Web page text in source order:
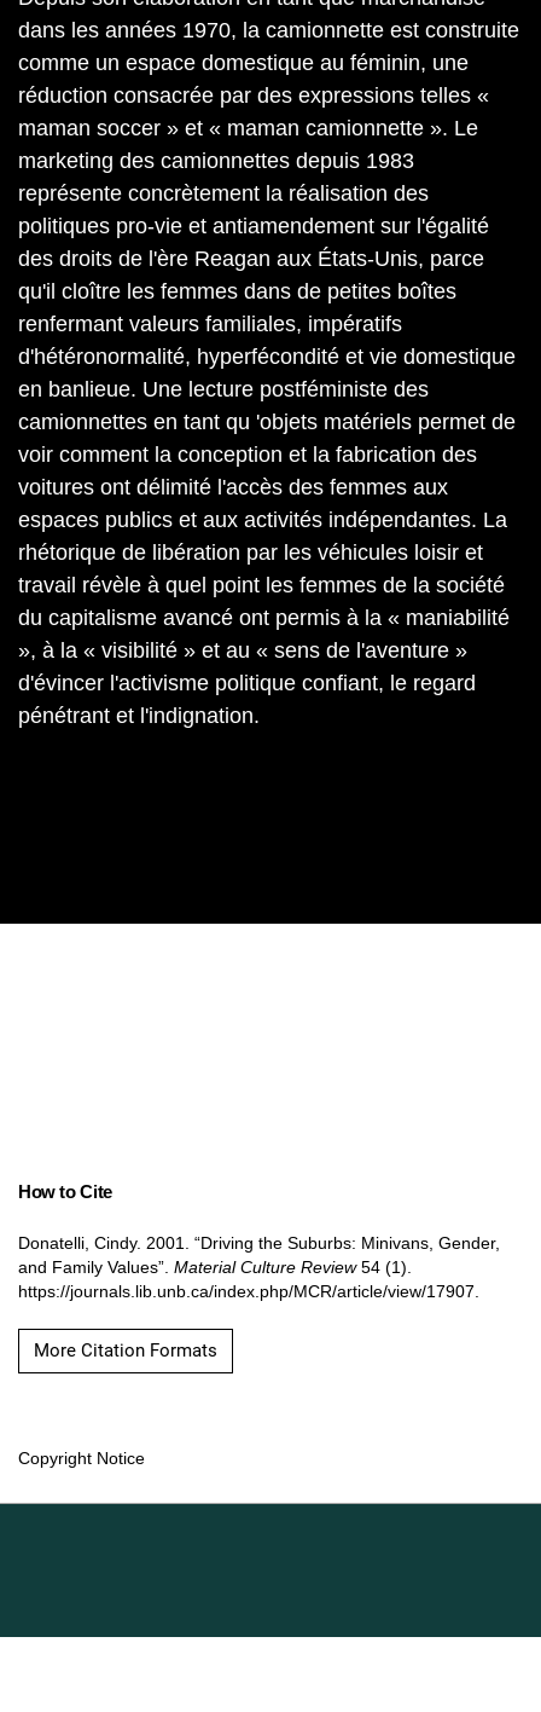
dans les années 1970, la camionnette est construite
comme un espace domestique au féminin, une
réduction consacrée par des expressions telles «
maman soccer » et « maman camionnette ». Le
marketing des camionnettes depuis 1983
représente concrètement la réalisation des
politiques pro-vie et antiamendement sur l'égalité
des droits de l'ère Reagan aux États-Unis, parce
qu'il cloître les femmes dans de petites boîtes
renfermant valeurs familiales, impératifs
d'hétéronormalité, hyperfécondité et vie domestique
en banlieue. Une lecture postféministe des
camionnettes en tant qu 'objets matériels permet de
voir comment la conception et la fabrication des
voitures ont délimité l'accès des femmes aux
espaces publics et aux activités indépendantes. La
rhétorique de libération par les véhicules loisir et
travail révèle à quel point les femmes de la société
du capitalisme avancé ont permis à la « maniabilité
», à la « visibilité » et au « sens de l'aventure »
d'évincer l'activisme politique confiant, le regard
pénétrant et l'indignation.
How to Cite
Donatelli, Cindy. 2001. “Driving the Suburbs: Minivans, Gender,
and Family Values”. Material Culture Review54 (1).
https://journals.lib.unb.ca/index.php/MCR/article/view/17907.
More Citation Formats
Copyright Notice